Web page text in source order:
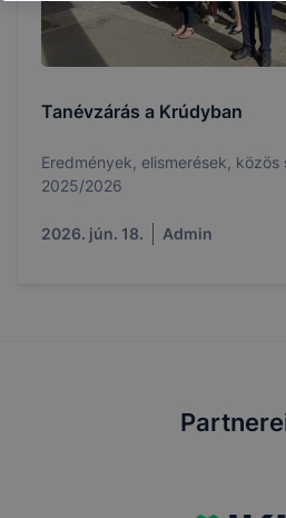
Tanévzárás a Krúdyban
Eredmények, elismerések,
2025/2026
2026. jún. 18. Admin